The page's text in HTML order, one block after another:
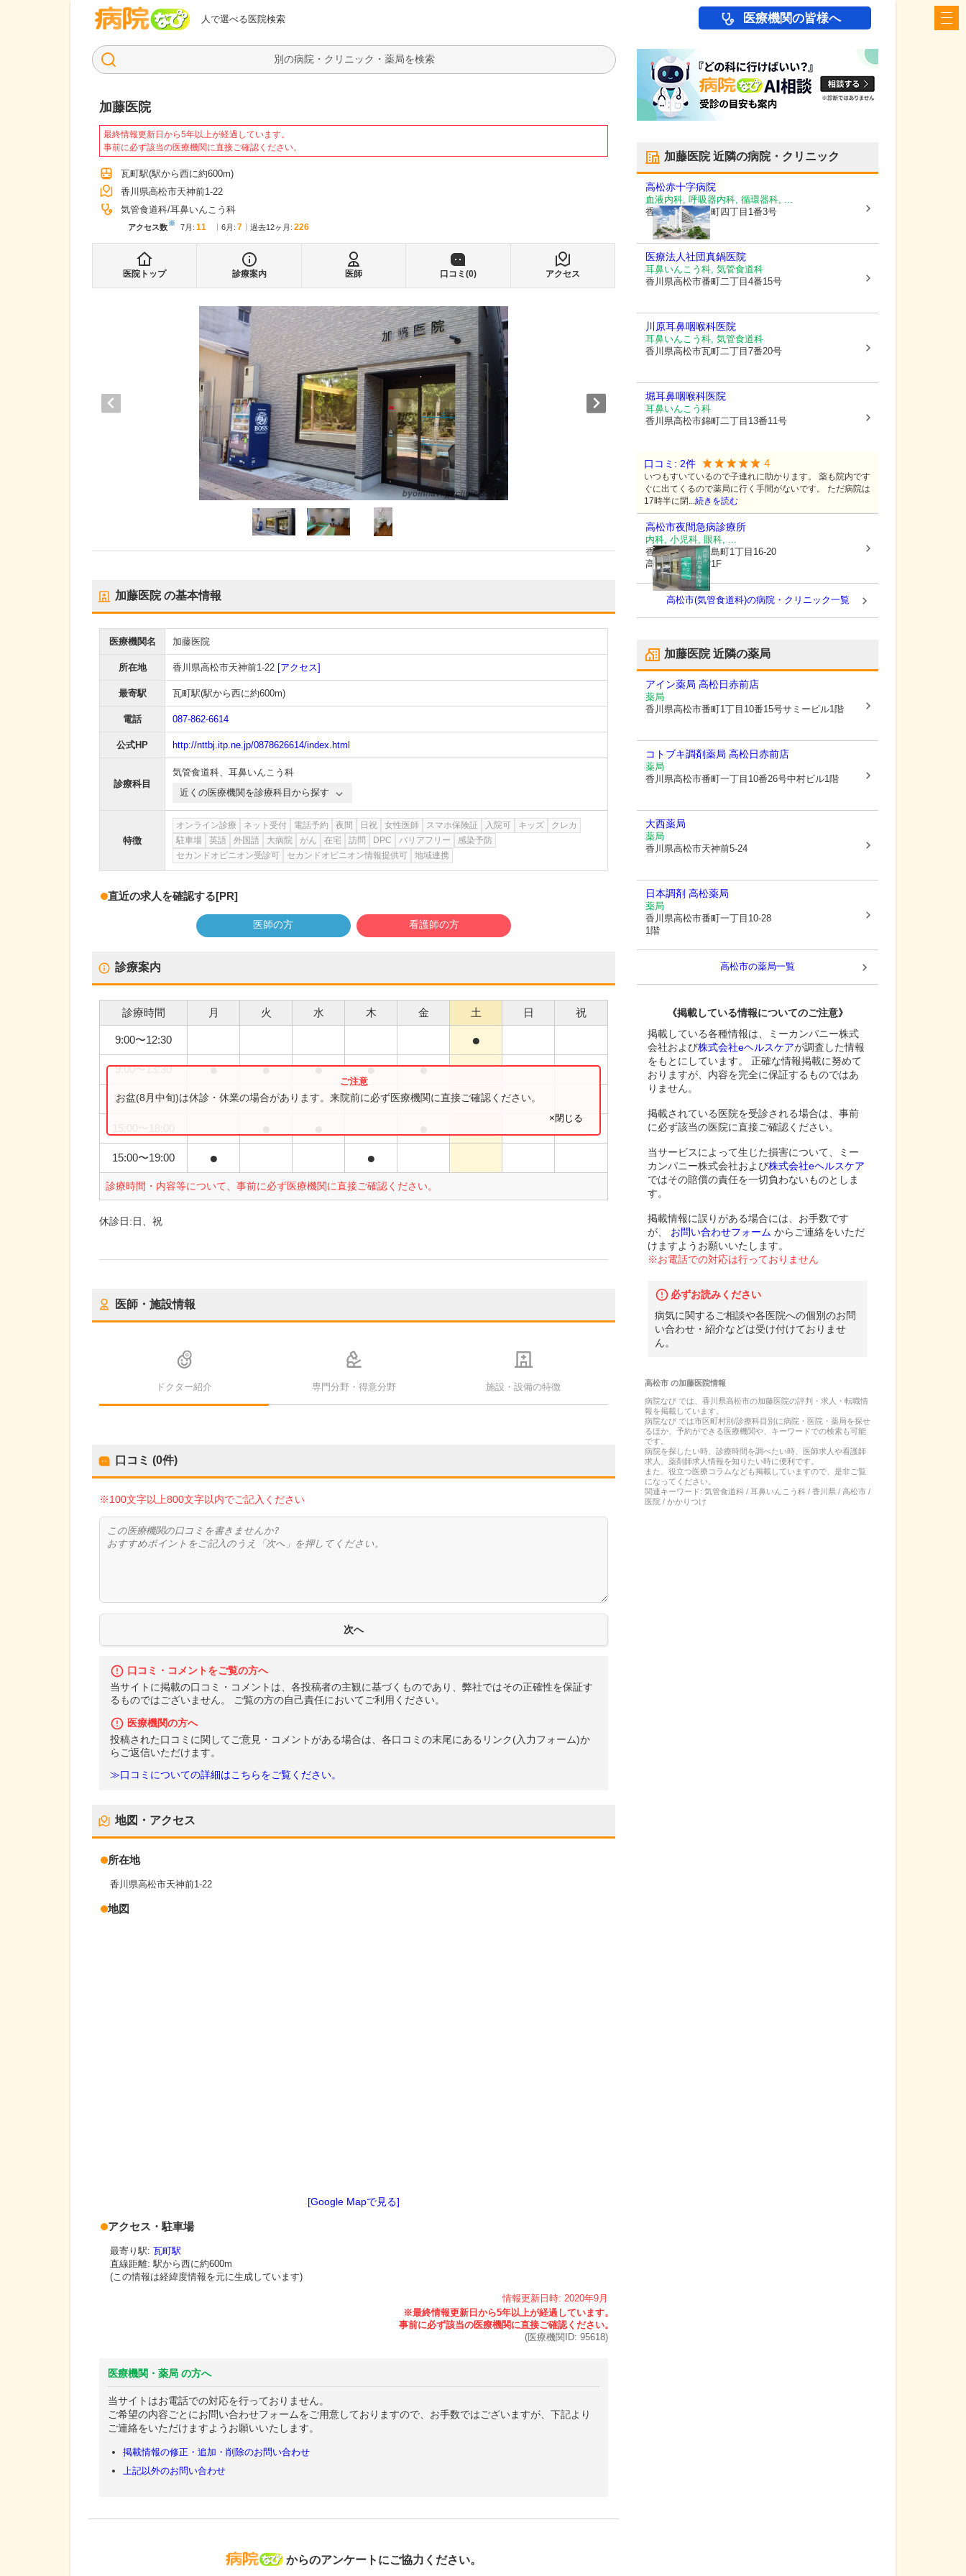
人で選べる医院検索
病院なび 医療機関の皆様へ
検索
加藤医院
最終情報更新日から5年以上が経過しています。
事前に必ず該当の医療機関に直接ご確認ください。
瓦町駅(駅から西に約600m)
香川県高松市天神前1-22
気管食道科 耳鼻いんこう科
アクセス数※ 7月 : 11 6月 : 7 過去12ヶ月: 226
医院トップ 診療案内 医師 口コミ(0) アクセス
加藤医院の基本情報
医療機関名 加藤医院
所在地 香川県高松市天神前1-22 [アクセス]
最寄駅 瓦町駅(駅から西に約600m)
電話 087-862-6614
公式HP http://nttbj.itp.ne.jp/0878626614/index.html
診療科目
気管食道科、 耳鼻いんこう科
近くの医療機関を診療科目から探す
特徴
オンライン診療 ネット受付 電話予約 夜間 日祝 女性医師 スマホ保険証 入院可 キッズ
クレカ
駐車場
英語 外国語 大病院 がん 在宅 訪問 DPC バリアフリー
感染予防
セカンドオピニオン受診可
セカンドオピニオン情報提供可 地域連携
直近の求人を確認する[PR]
医師の方 看護師の方
診療案内
診療時間 月 火 水 木 金 土 日 祝
9:00〜12:30 ●
9:00〜13:30 ● ● ● ● ●
13:30〜15:00 ●
15:00〜19:00 ● ●
診療時間・内容等について、事前に必ず医療機関に直接ご確認ください。
お盆(8月中旬)は休診・休業の場合があります。来院前に必ず医療機関に直接ご確認ください。
×閉じる
休診日:日、祝
医師・施設情報
ドクター紹介 専門分野・得意分野 施設・設備の特徴
口コミ (0件)
※100文字以上800文字以内でご記入ください
口コミ・コメントをご覧の方へ
当サイトに掲載の口コミ・コメントは、各投稿者の主観に基づくものであり、弊社ではその正確性を保証す
るものではございません。 ご覧の方の自己責任においてご利用ください。
医療機関の方へ
投稿された口コミに関してご意見・コメントがある場合は、各口コミの末尾にあるリンク(入力フォーム)か
らご返信いただけます。
≫口コミについての詳細はこちらをご覧ください。
地図・アクセス
所在地
香川県高松市天神前1-22
地図
[Google Mapで見る]
アクセス・駐車場
最寄り駅: 瓦町駅
直線距離: 駅から西に約600m
(この情報は経緯度情報を元に生成しています)
情報更新日時: 2020年9月
(医療機関ID: 95618)
医療機関・薬局 の方へ
当サイトはお電話での対応を行っておりません。
ご希望の内容ごとにお問い合わせフォームをご用意しておりますので、お手数ではございますが、下記より
ご連絡をいただけますようお願いいたします。
掲載情報の修正・追加・削除のお問い合わせ
上記以外のお問い合わせ
病院なび
からのアンケートにご協力ください。
加藤医院近隣の病院・クリニック
高松赤十字病院
血液内科, 呼吸器内科, 循環器科, ...
香川県高松市番町四丁目1番3号
医療法人社団真鍋医院
耳鼻いんこう科, 気管食道科
香川県高松市番町二丁目4番15号
川原耳鼻咽喉科医院
耳鼻いんこう科, 気管食道科
香川県高松市瓦町二丁目7番20号
堀耳鼻咽喉科医院
耳鼻いんこう科
香川県高松市錦町二丁目13番11号
口コミ: 2件 4
いつもすいているので子連れに助かります。 薬も院内です
ぐに出てくるので薬局に行く手間がないです。 ただ病院は
17時半に閉...続きを読む
高松市夜間急病診療所
内科, 小児科, 眼科, ...
香川県高松市松島町1丁目16-20
高松市医師会館1F
高松市(気管食道科)の病院・クリニック一覧
加藤医院近隣の薬局
アイン薬局 高松日赤前店
薬局
香川県高松市番町1丁目10番15号サミービル1階
コトブキ調剤薬局 高松日赤前店
薬局
香川県高松市番町一丁目10番26号中村ビル1階
大西薬局
薬局
香川県高松市天神前5-24
日本調剤 高松薬局
薬局
香川県高松市番町一丁目10-28
1階
高松市の薬局一覧
《掲載している情報についてのご注意》
掲載している各種情報は、ミーカンパニー株式
会社および株式会社eヘルスケアが調査した情報
をもとにしています。 正確な情報掲載に努めて
おりますが、内容を完全に保証するものではあ
りません。
掲載されている医院を受診される場合は、事前
に必ず該当の医院に直接ご確認ください。
当サービスによって生じた損害について、ミー
カンパニー株式会社および株式会社eヘルスケア
ではその賠償の責任を一切負わないものとしま
す。
掲載情報に誤りがある場合には、お手数です
が、
お問い合わせフォーム からご連絡をいただ
けますようお願いいたします。
※お電話での対応は行っておりません
必ずお読みください
病気に関するご相談や各医院への個別のお問
い合わせ・紹介などは受け付けておりませ
ん。
高松市の加藤医院情報
病院なび では、 香川県高松市の加藤医院の評判・求人・転職情
報を掲載しています。
病院なび では市区町村別/診療科目別に病院・医院・薬局を探せ
るほか、予約ができる医療機関や、キーワードでの検索も可能
です。
病院を探したい時、診療時間を調べたい時、医師求人や看護師
求人、薬剤師求人情報を知りたい時に便利です。
また、役立つ医療コラムなども掲載していますので、是非ご覧
になってください。
関連キーワード: 気管食道科 / 耳鼻いんこう科 / 香川県 / 高松市 /
医院 / かかりつけ